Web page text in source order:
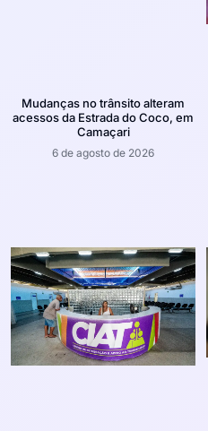
Mudanças no trânsito alteram
acessos da Estrada do Coco, em
Camaçari
6 de agosto de 2026